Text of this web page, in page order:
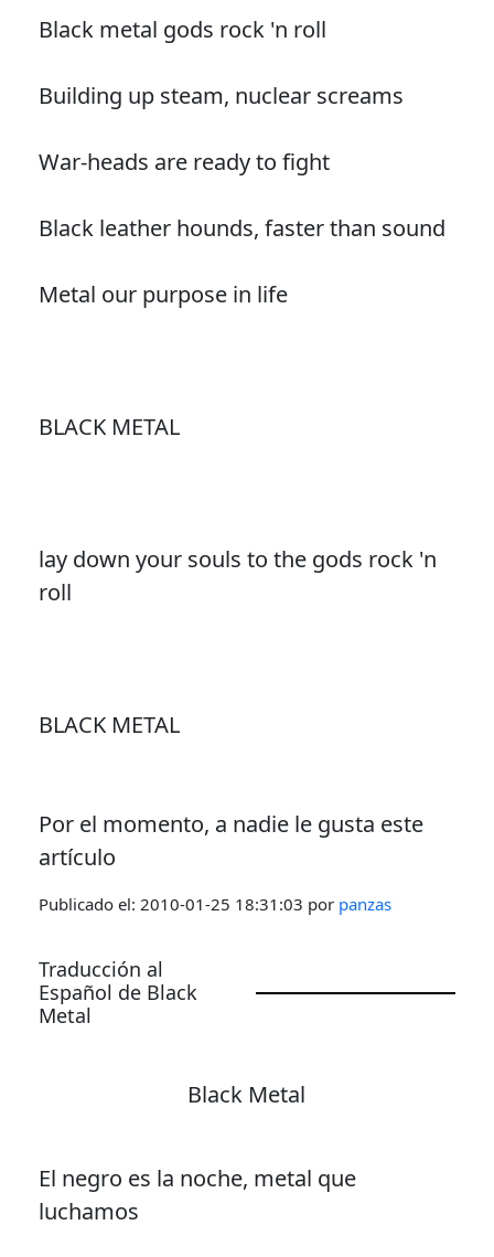
Black metal gods rock 'n roll
Building up steam, nuclear screams
War-heads are ready to fight
Black leather hounds, faster than sound
Metal our purpose in life
BLACK METAL
lay down your souls to the gods rock 'n
roll
BLACK METAL
Por el momento, a nadie le gusta este
artículo
Publicado el: 2010-01-25 18:31:03 por panzas
Traducción al
Español de Black
Metal
Black Metal
El negro es la noche, metal que
luchamos